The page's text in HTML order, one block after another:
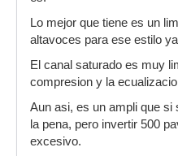
Lo mejor que tiene es un
altavoces para ese estilo
El canal saturado es muy
compresion y la
Aun asi, es un ampli que si
la pena, pero invertir 500
excesivo.